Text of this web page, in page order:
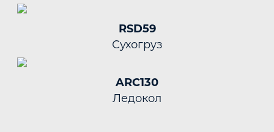
RSD59
Сухогруз
ARC130
Ледокол